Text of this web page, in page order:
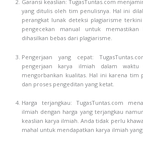
Garansi keaslian: TugasTuntas.com
yang ditulis oleh tim penulisnya. Hal ini
perangkat lunak deteksi plagiarisme
pengecekan manual untuk
dihasilkan bebas dari plagiarisme.
Pengerjaan yang cepat:
pengerjaan karya ilmiah dalam
mengorbankan kualitas. Hal ini karena tim
dan proses pengeditan yang ketat.
Harga terjangkau: TugasTuntas.com
ilmiah dengan harga yang terjangkau
keaslian karya ilmiah. Anda tidak perlu
mahal untuk mendapatkan karya ilmiah